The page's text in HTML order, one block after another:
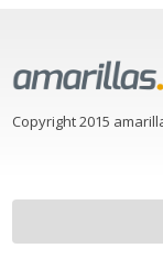
Copyright 2015